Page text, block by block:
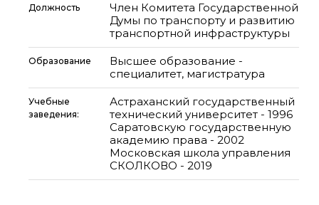
Должность
Член Комитета Государственной
Думы по транспорту и развитию
транспортной инфраструктуры
Образование
Высшее образование -
специалитет, магистратура
Учебные
заведения:
Астраханский государственный
технический университет - 1996
Саратовскую государственную
академию права - 2002
Московская школа управления
СКОЛКОВО - 2019